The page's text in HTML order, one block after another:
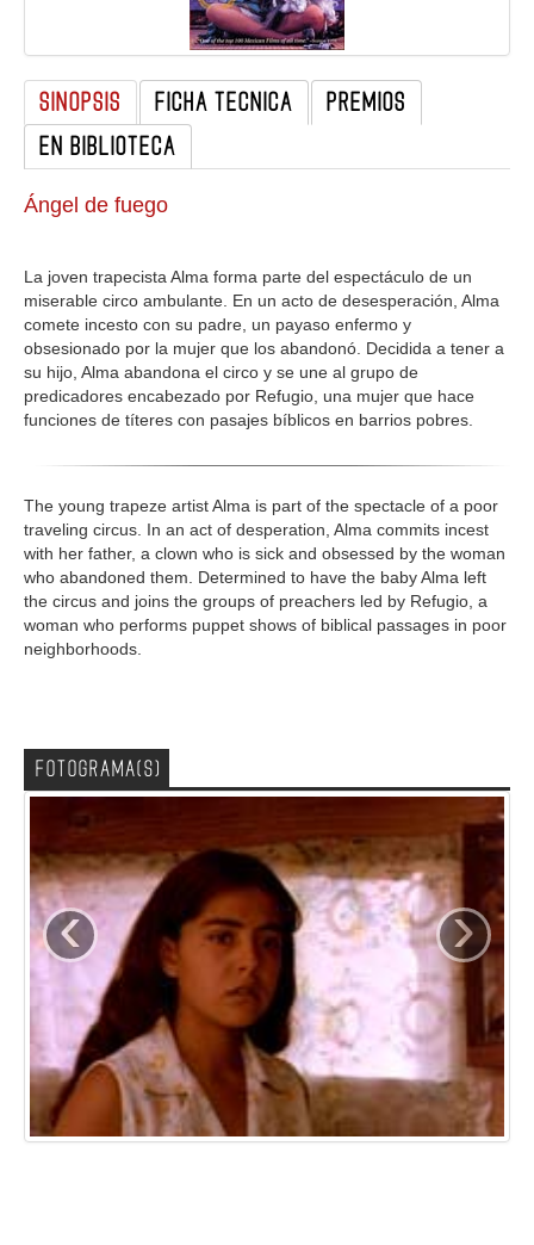
SINOPSIS FICHA TECNICA
PREMIOS
EN BIBLIOTECA
Ángel de fuego
La joven trapecista Alma forma parte del espectáculo de un
miserable circo ambulante. En un acto de desesperación, Alma
comete incesto con su padre, un payaso enfermo y
obsesionado por la mujer que los abandonó. Decidida a tener a
su hijo, Alma abandona el circo y se une al grupo de
predicadores encabezado por Refugio, una mujer que hace
funciones de títeres con pasajes bíblicos en barrios pobres.
The young trapeze artist Alma is part of the spectacle of a poor
traveling circus. In an act of desperation, Alma commits incest
with her father, a clown who is sick and obsessed by the woman
who abandoned them. Determined to have the baby Alma left
the circus and joins the groups of preachers led by Refugio, a
woman who performs puppet shows of biblical passages in poor
neighborhoods.
FOTOGRAMA(S)
‹ ›